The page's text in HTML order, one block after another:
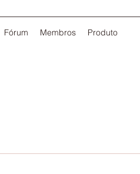
Fórum Membros Produto